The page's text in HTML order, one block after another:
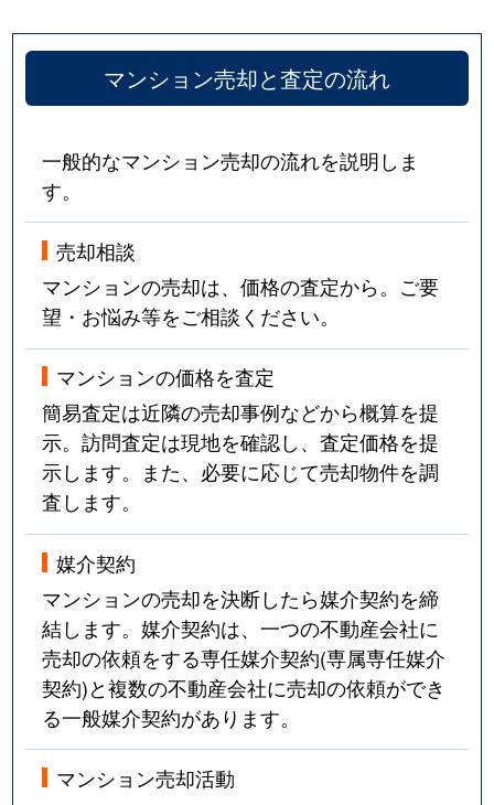
マンション売却と査定の流れ
一般的なマンション売却の流れを説明しま
す。
売却相談
マンションの売却は、価格の査定から。ご要
望・お悩み等をご相談ください。
マンションの価格を査定
簡易査定は近隣の売却事例などから概算を提
示。訪問査定は現地を確認し、査定価格を提
示します。また、必要に応じて売却物件を調
査します。
媒介契約
マンションの売却を決断したら媒介契約を締
結します。媒介契約は、一つの不動産会社に
売却の依頼をする専任媒介契約(専属専任媒介
契約)と複数の不動産会社に売却の依頼ができ
る一般媒介契約があります。
マンション売却活動